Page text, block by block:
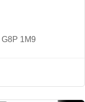
G8P 1M9